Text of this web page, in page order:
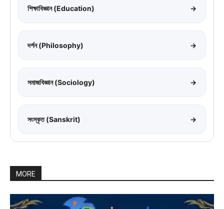
শিক্ষাবিজ্ঞান (Education) →
দর্শন (Philosophy) →
সমাজবিজ্ঞান (Sociology) →
সংস্কৃত (Sanskrit) →
MORE